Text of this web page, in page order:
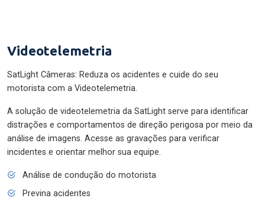
Videotelemetria
SatLight Câmeras: Reduza os acidentes e cuide do seu
motorista com a Videotelemetria.
A solução de videotelemetria da SatLight serve para identificar
distrações e comportamentos de direção perigosa por meio da
análise de imagens. Acesse as gravações para verificar
incidentes e orientar melhor sua equipe.
Análise de condução do motorista
Previna acidentes